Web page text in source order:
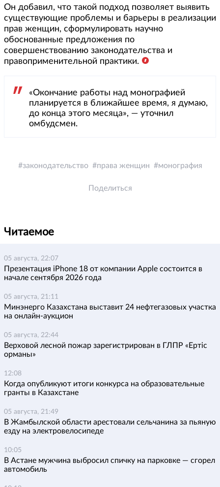
Он добавил, что такой подход позволяет выявить
существующие проблемы и барьеры в реализации
прав женщин, сформулировать научно
обоснованные предложения по
совершенствованию законодательства и
правоприменительной практики.
«Окончание работы над монографией
планируется в ближайшее время, я думаю,
до конца этого месяца», — уточнил
омбудсмен.
законодательство права женщин монография
Поделиться
Читаемое
05 августа, 22:07
Презентация iPhone 18 от компании Apple состоится в
начале сентября 2026 года
05 августа, 21:11
Минэнерго Казахстана выставит 24 нефтегазовых участка
на онлайн-аукцион
05 августа, 22:44
Верховой лесной пожар зарегистрирован в ГЛПР «Ертіс
орманы»
12:08
Когда опубликуют итоги конкурса на образовательные
гранты в Казахстане
05 августа, 21:49
В Жамбылской области арестовали сельчанина за пьяную
езду на электровелосипеде
10:05
В Астане мужчина выбросил спичку на парковке — сгорел
автомобиль